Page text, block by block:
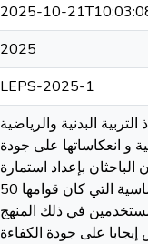
2025-10-
2025
LEPS-2025-1
البدنية والرياضية
و انعكاساتها على جودة
الباحثان بإعداد استمارة
استبيانية تضمنت محورين اثنين. وبعد التأكد من صدق و ثبات الأداة شرعنا في تطبيقها على عينة الدراسة الأساسية التي كان قوامها 50
مستخدمين في ذلك المنهج
إيجابا على جودة الكفاءة